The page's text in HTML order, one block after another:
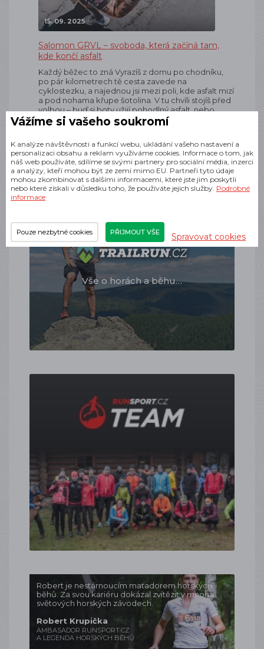
15. 09. 2025
Salomon GRVL – svoboda, která začíná tam,
kde končí asfalt
Každý běžec to zná Vyrazíš z domu po chodníku,
po pár kilometrech tě cesta zavede na
cyklostezku, a najednou jsi mezi poli, kde asfalt mizí
a pod nohama křupe šotolina. V tu chvíli stojíš před
volbou – buď si boty užijí pohodlný asfalt, nebo
odolají…
Vše o horách a běhu…
Robert je nestárnoucím matadorem horských
běhů. Za svou kariéru dokázal zvítězit v mnoha
světových horských závodech.
Robert Krupička
AMBASADOR RUNSPORT.CZ
A LEGENDA HORSKÝCH BĚHŮ
Vážíme si vašeho soukromí
K analýze návštěvnosti a funkcí webu, ukládání vašeho nastavení a
personalizaci obsahu a reklam využíváme cookies. Informace o tom, jak
náš web používáte, sdílíme se svými partnery pro sociální média, inzerci
a analýzy, kteří mohou být ze zemí mimo EU. Partneři tyto údaje
mohou zkombinovat s dalšími informacemi, které jste jim poskytli
nebo které získali v důsledku toho, že používáte jejich služby. Podrobné
informace
Pouze nezbytné cookies PŘIJMOUT VŠE Spravovat cookies